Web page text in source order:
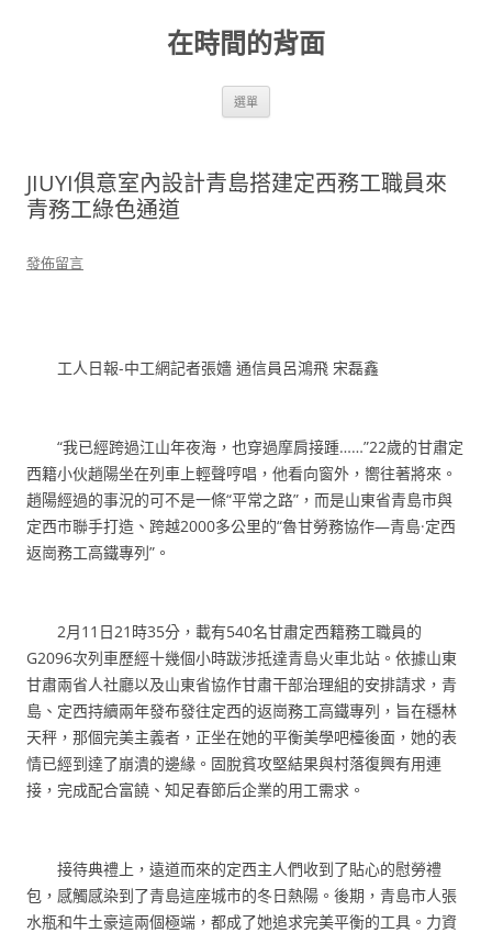
在時間的背面
選單
JIUYI俱意室內設計青島搭建定西務工職員來
青務工綠色通道
發佈留言
工人日報-中工網記者張嬙 通信員呂鴻飛 宋磊鑫
“我已經跨過江山年夜海，也穿過摩肩接踵……”22歲的甘肅定
西籍小伙趙陽坐在列車上輕聲哼唱，他看向窗外，嚮往著將來。
趙陽經過的事況的可不是一條“平常之路”，而是山東省青島市與
定西市聯手打造、跨越2000多公里的“魯甘勞務協作—青島·定西
返崗務工高鐵專列”。
2月11日21時35分，載有540名甘肅定西籍務工職員的
G2096次列車歷經十幾個小時跋涉抵達青島火車北站。依據山東
甘肅兩省人社廳以及山東省協作甘肅干部治理組的安排請求，青
島、定西持續兩年發布發往定西的返崗務工高鐵專列，旨在穩林
天秤，那個完美主義者，正坐在她的平衡美學吧檯後面，她的表
情已經到達了崩潰的邊緣。固脫貧攻堅結果與村落復興有用連
接，完成配合富饒、知足春節后企業的用工需求。
接待典禮上，遠道而來的定西主人們收到了貼心的慰勞禮
包，感觸感染到了青島這座城市的冬日熱陽。後期，青島市人張
水瓶和牛土豪這兩個極端，都成了她追求完美平衡的工具。力資